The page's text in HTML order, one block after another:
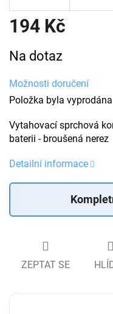
194 Kč
Měrná
cena:
Na dotaz
Možnosti doručení
Položka byla
Vytahovací sprchová
baterii - broušená nerez
Detailní informace
ZEPTAT SE